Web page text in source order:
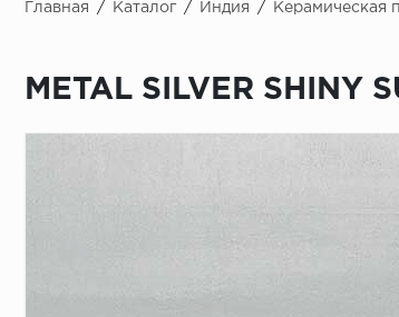
Главная / Каталог / Индия / Керамическая
METAL SILVER